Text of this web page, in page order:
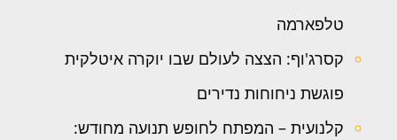
טלפארמה
קסרג'וף: הצצה לעולם שבו יוקרה איטלקית
פוגשת ניחוחות נדירים
קלנועית – המפתח לחופש תנועה מחודש: